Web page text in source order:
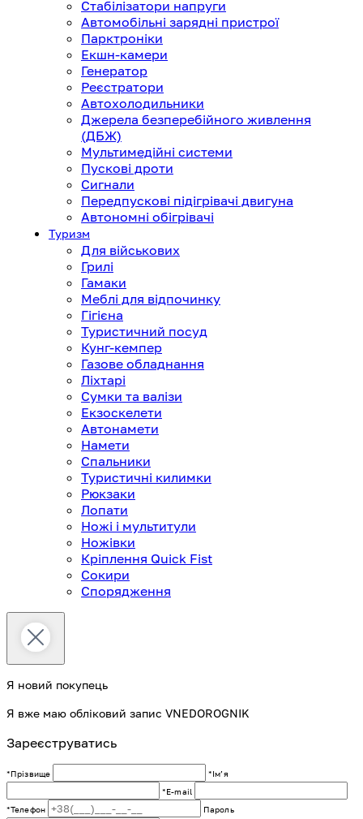
Стабілізатори напруги
Автомобільні зарядні пристрої
Парктроніки
Екшн-камери
Генератор
Реєстратори
Автохолодильники
Джерела безперебійного живлення
(ДБЖ)
Мультимедійні системи
Пускові дроти
Сигнали
Передпускові підігрівачі двигуна
Автономні обігрівачі
Туризм
Для військових
Грилі
Гамаки
Меблі для відпочинку
Гігієна
Туристичний посуд
Кунг-кемпер
Газове обладнання
Ліхтарі
Сумки та валізи
Екзоскелети
Автонамети
Намети
Спальники
Туристичні килимки
Рюкзаки
Лопати
Ножі і мультитули
Ножівки
Кріплення Quick Fist
Сокири
Спорядження
Я новий покупець
Я вже маю обліковий запис VNEDOROGNIK
Зареєструватись
*Прізвище
*Імʼя
*E-mail
*Телефон
Пароль